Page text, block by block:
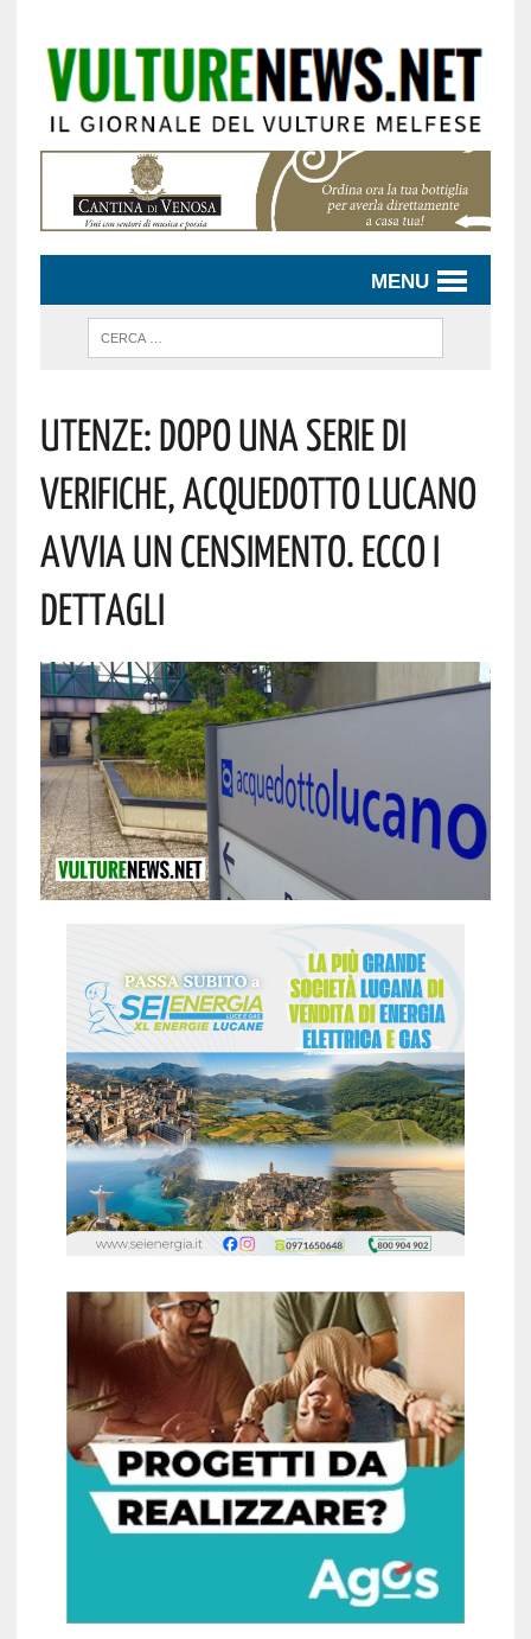
MENU
Utenze: Dopo Una Serie Di
Verifiche, Acquedotto Lucano
Avvia Un Censimento. Ecco I
Dettagli